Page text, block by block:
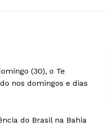
(30), o Te
nos domingos e dias
do Brasil na Bahia